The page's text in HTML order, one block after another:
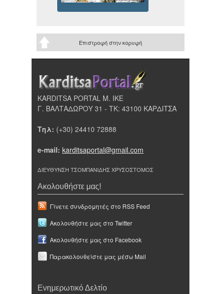
Επιστροφή στην κορυφή
KARDITSA PORTAL Μ. ΙΚΕ
Γ. ΒΑΛΤΑΔΩΡΟΥ 31 - ΤΚ: 43100 ΚΑΡΔΙΤΣΑ
Τηλ: (+30) 24410 72888
e-mail: karditsaportal@gmail.com
ΔΙΕΥΘΥΝΣΗ ΤΣΟΜΠΑΝΙΔΗΣ ΧΡΥΣΟΣΤΟΜΟΣ
Ακολουθήστε μας!
Γίνετε συνδρομητές στο RSS Feed
Ακολουθήστε μας στο Twitter
Ακολουθήστε μας στο Facebook
Παρακολουθείστε μας μέσω Mail
Ενημερωτικό Δελτίο